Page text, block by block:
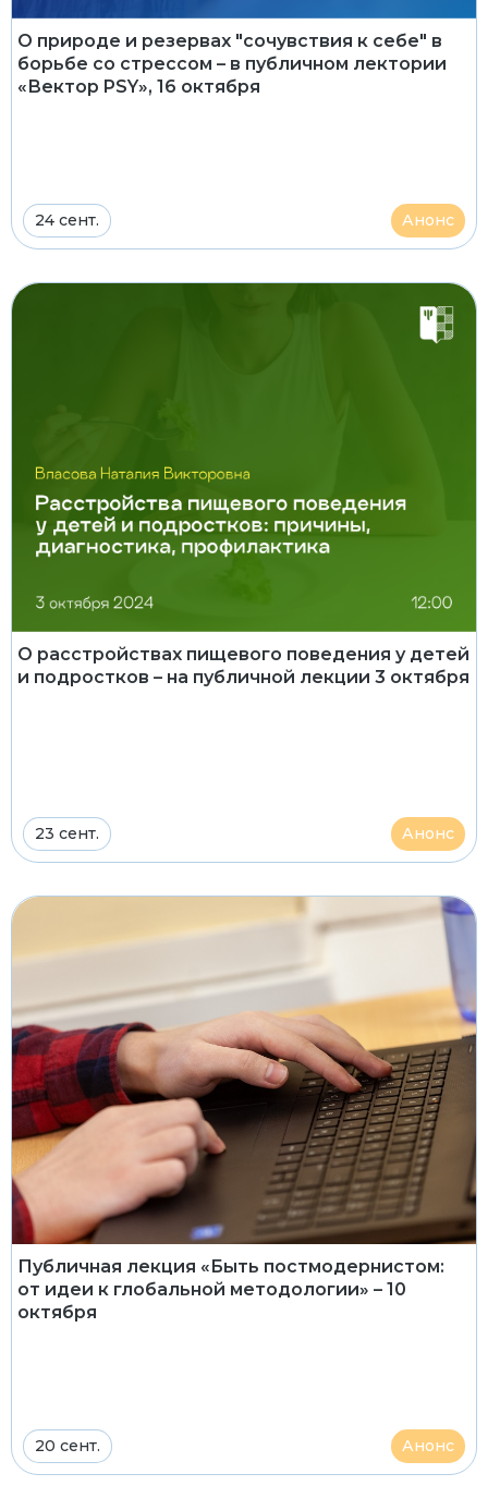
О природе и резервах "сочувствия к себе" в
борьбе со стрессом – в публичном лектории
«Вектор PSY», 16 октября
24 сент. Анонс
О расстройствах пищевого поведения у детей
и подростков – на публичной лекции 3 октября
23 сент. Анонс
Публичная лекция «Быть постмодернистом:
от идеи к глобальной методологии» – 10
октября
20 сент. Анонс